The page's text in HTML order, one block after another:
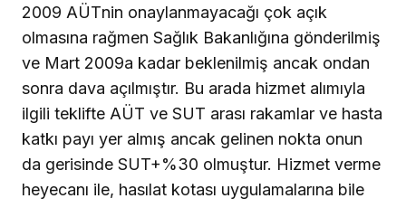
2009 AÜTnin onaylanmayacağı çok açık
olmasına rağmen Sağlık Bakanlığına gönderilmiş
ve Mart 2009a kadar beklenilmiş ancak ondan
sonra dava açılmıştır. Bu arada hizmet alımıyla
ilgili teklifte AÜT ve SUT arası rakamlar ve hasta
katkı payı yer almış ancak gelinen nokta onun
da gerisinde SUT+%30 olmuştur. Hizmet verme
heyecanı ile, hasılat kotası uygulamalarına bile